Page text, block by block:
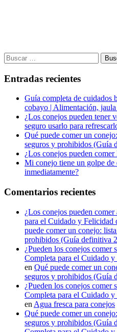
Buscar:
Entradas recientes
Guía completa de cuidados
cobayo | Alimentación,
¿Los conejos pueden tener
seguro usarlo para
Qué puede comer un
seguros y prohibidos (Guía
¿Los conejos pueden
Mi conejo tiene un golpe de
inmediatamente?
Comentarios recientes
¿Los conejos pueden
para el Cuidado y Felicidad
puede comer un conejo:
prohibidos (Guía definitiva
¿Pueden los conejos comer
Completa para el Cuidado
en Qué puede comer un
seguros y prohibidos (Guía
¿Pueden los conejos comer
Completa para el Cuidado
en Agua fresca para conejos
Qué puede comer un
seguros y prohibidos (Guía